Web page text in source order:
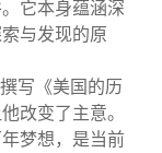
它本身蕴涵深
与发现的原
写《美国的历
改变了主意。
梦想，是当前